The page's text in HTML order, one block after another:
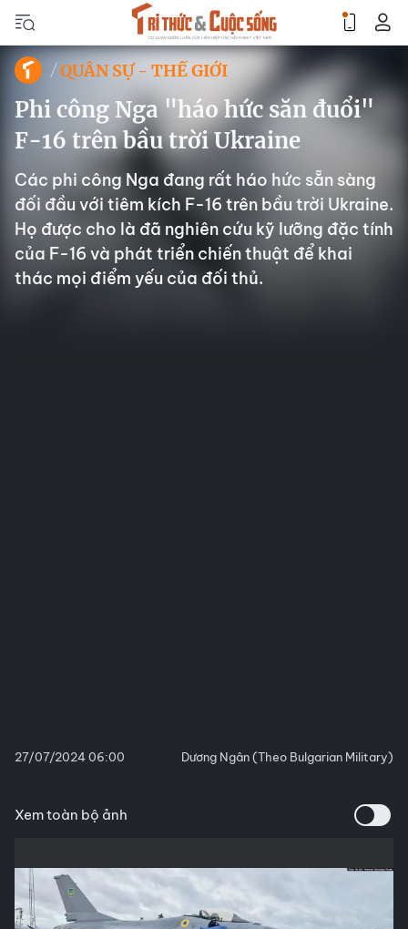
QUÂN SỰ - THẾ GIỚI
Phi công Nga "háo hức săn đuổi"
F-16 trên bầu trời Ukraine
Các phi công Nga đang rất háo hức sẵn sàng
đối đầu với tiêm kích F-16 trên bầu trời Ukraine.
Họ được cho là đã nghiên cứu kỹ lưỡng đặc tính
của F-16 và phát triển chiến thuật để khai
thác mọi điểm yếu của đối thủ.
27/07/2024 06:00 Dương Ngân (Theo Bulgarian Military)
Xem toàn bộ ảnh